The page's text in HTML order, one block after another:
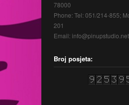
78000
Phone: Tel: 051/214-855;
201
Email: info@pinupstudio.net
Broj posjeta: